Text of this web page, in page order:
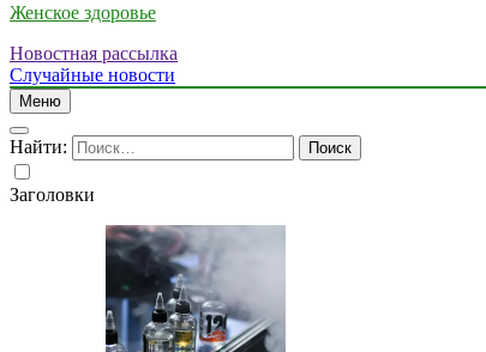
Женское здоровье
Новостная рассылка
Случайные новости
Меню
Найти:
Заголовки